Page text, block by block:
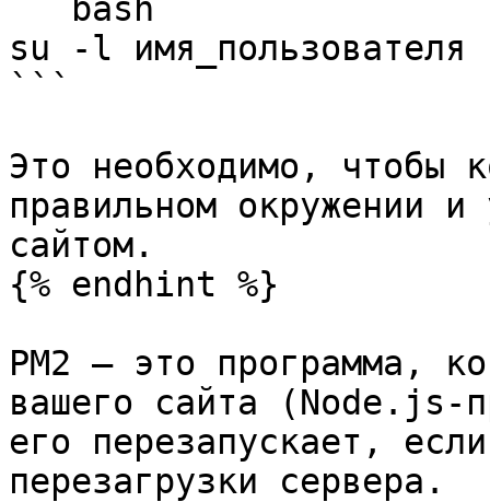
```bash
su -l имя_пользователя
```
Это необходимо, чтобы
правильном окружении
сайтом.
{% endhint %}
PM2 — это программа,
вашего сайта (Node.js-
его перезапускает,
перезагрузки сервера.